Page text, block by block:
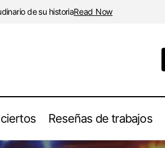
de su historiaRead Now
Reseñas de trabajos